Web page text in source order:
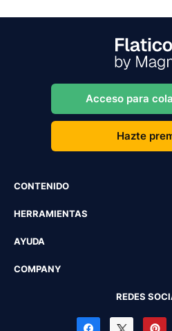
Acceso para
Hazte
CONTENIDO
HERRAMIENTAS
AYUDA
COMPANY
REDES